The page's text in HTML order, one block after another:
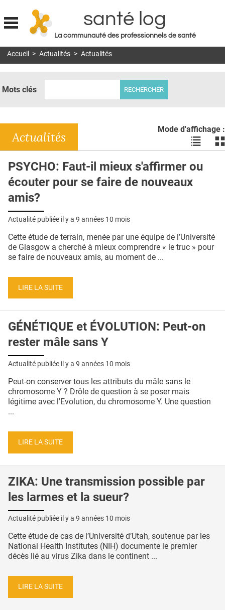
Jump to navigation
santé log
La communauté des professionnels de santé
MON COMPTE
DOSSIERS
RÉSEAUX
E-REVUE SAD
THÉMA
L'APP
PUBLICITÉ
CONTACT
Accueil > Actualités > Actualités
Mots clés
Mode d'affichage :
Voir
les
en
liste
les
Actualités
PSYCHO: Faut-il mieux s'affirmer ou
écouter pour se faire de nouveaux
amis?
Actualité publiée il y a 9 années 10 mois
Cette étude de terrain, menée par une équipe de l’Université
de Glasgow a cherché à mieux comprendre « le truc » pour
se faire de nouveaux amis, au moment de ...
LIRE LA SUITE
GÉNÉTIQUE et ÉVOLUTION: Peut-on
rester mâle sans Y
Actualité publiée il y a 9 années 10 mois
Peut-on conserver tous les attributs du mâle sans le
chromosome Y ? Drôle de question à se poser mais
légitime avec l'Evolution, du chromosome Y. Une question
...
LIRE LA SUITE
ZIKA: Une transmission possible par
les larmes et la sueur?
Actualité publiée il y a 9 années 10 mois
Cette étude de cas de l’Université d’Utah, soutenue par les
National Health Institutes (NIH) documente le premier
décès lié au virus Zika dans le continent ...
LIRE LA SUITE